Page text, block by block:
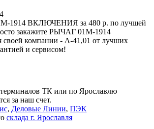
1914 ВКЛЮЧЕНИЯ за 480 р. по лучшей
закажите РЫЧАГ 01М-1914
компании - А-41,01 от лучших
и сервисом!
терминалов ТК или по Ярославлю
за наш счет.
, Деловые Линии, ПЭК
склада г. Ярославля